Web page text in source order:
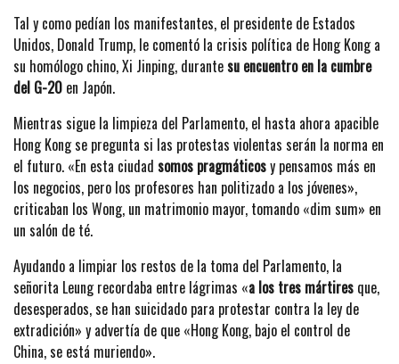
Tal y como pedían los manifestantes, el presidente de Estados
Unidos, Donald Trump, le comentó la crisis política de Hong Kong a
su homólogo chino, Xi Jinping, durante su encuentro en la cumbre
del G-20 en Japón.
Mientras sigue la limpieza del Parlamento, el hasta ahora apacible
Hong Kong se pregunta si las protestas violentas serán la norma en
el futuro. «En esta ciudad somos pragmáticosy pensamos más en
los negocios, pero los profesores han politizado a los jóvenes»,
criticaban los Wong, un matrimonio mayor, tomando «dim sum» en
un salón de té.
Ayudando a limpiar los restos de la toma del Parlamento, la
señorita Leung recordaba entre lágrimas «a los tres mártires que,
desesperados, se han suicidado para protestar contra la ley de
extradición» y advertía de que «Hong Kong, bajo el control de
China, se está muriendo».